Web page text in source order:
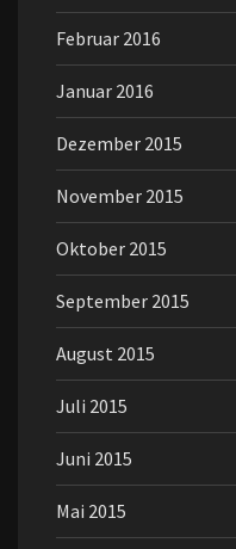
Februar 2016
Januar 2016
Dezember 2015
November 2015
Oktober 2015
September 2015
August 2015
Juli 2015
Juni 2015
Mai 2015